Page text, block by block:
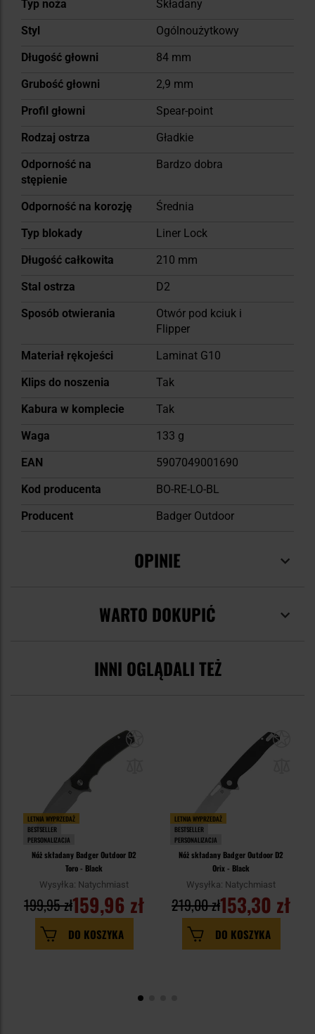
Typ noża
Składany
Styl
Ogólnoużytkowy
Długość głowni
84 mm
Grubość głowni
2,9 mm
Profil głowni
Spear-point
Rodzaj ostrza
Gładkie
Odporność na
stępienie
Bardzo dobra
Odporność na korozję
Średnia
Typ blokady
Liner Lock
Długość całkowita
210 mm
Stal ostrza
D2
Sposób otwierania
Otwór pod kciuk i
Flipper
Materiał rękojeści
Laminat G10
Klips do noszenia
Tak
Kabura w komplecie
Tak
Waga
133 g
EAN
5907049001690
Kod producenta
BO-RE-LO-BL
Producent
Badger Outdoor
OPINIE
WARTO DOKUPIĆ
INNI OGLĄDALI TEŻ
LETNIA WYPRZEDAŻ
BESTSELLER
PERSONALIZACJA
Nóż składany Badger Outdoor D2
Toro - Black
Wysyłka: Natychmiast
159,96 zł
199,95 zł
DO KOSZYKA
LETNIA WYPRZEDAŻ
BESTSELLER
PERSONALIZACJA
Nóż składany Badger Outdoor D2
Orix - Black
Wysyłka: Natychmiast
153,30 zł
219,00 zł
DO KOSZYKA